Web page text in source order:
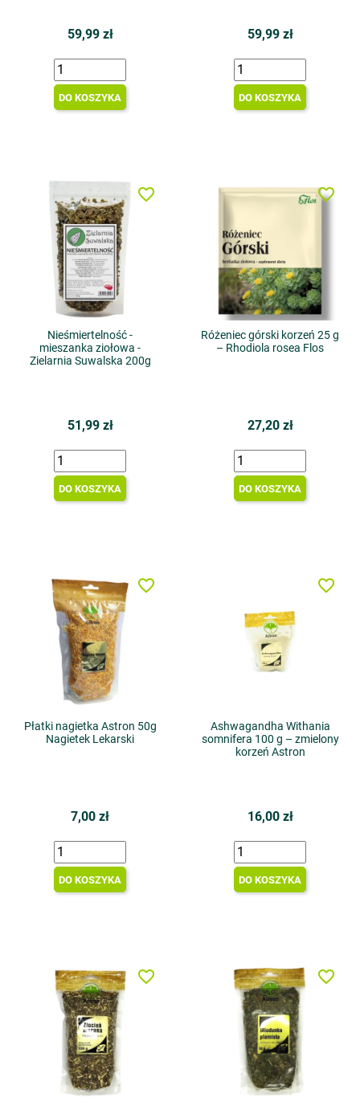
59,99 zł
DO KOSZYKA
59,99 zł
DO KOSZYKA
Nieśmiertelność -
mieszanka ziołowa -
Zielarnia Suwalska 200g
51,99 zł
DO KOSZYKA
favorite_border
Różeniec górski korzeń 25 g
– Rhodiola rosea Flos
27,20 zł
DO KOSZYKA
favorite_border
Płatki nagietka Astron 50g
Nagietek Lekarski
7,00 zł
DO KOSZYKA
favorite_border
Ashwagandha Withania
somnifera 100 g – zmielony
korzeń Astron
16,00 zł
DO KOSZYKA
favorite_border
favorite_border favorite_border